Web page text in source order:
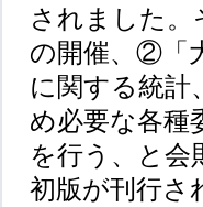
されました
の開催、②「
に関する統
め必要な各種
を行う、と会
初版が刊行さ